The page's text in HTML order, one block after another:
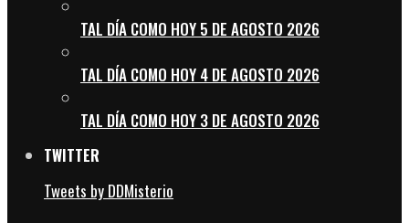
TAL DÍA COMO HOY 5 DE AGOSTO 2026
TAL DÍA COMO HOY 4 DE AGOSTO 2026
TAL DÍA COMO HOY 3 DE AGOSTO 2026
TWITTER
Tweets by DDMisterio